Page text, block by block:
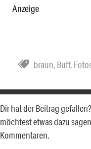
Anzeige
braun, Buff,
Dir hat der Beitrag
möchtest etwas dazu
Kommentaren.